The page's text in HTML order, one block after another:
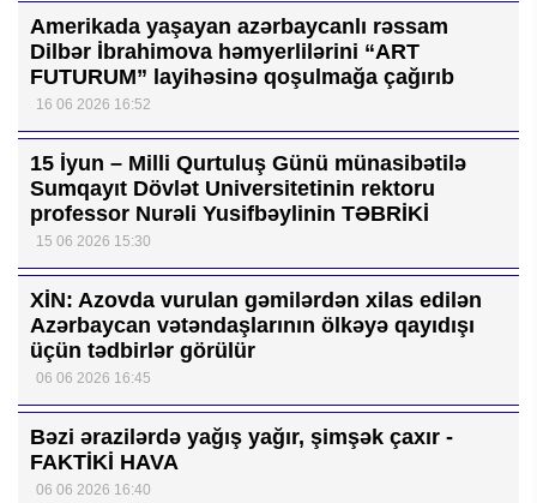
Amerikada yaşayan azərbaycanlı rəssam
Dilbər İbrahimova həmyerlilərini “ART
FUTURUM” layihəsinə qoşulmağa çağırıb
16 06 2026 16:52
15 İyun – Milli Qurtuluş Günü münasibətilə
Sumqayıt Dövlət Universitetinin rektoru
professor Nurəli Yusifbəylinin TƏBRİKİ
15 06 2026 15:30
XİN: Azovda vurulan gəmilərdən xilas edilən
Azərbaycan vətəndaşlarının ölkəyə qayıdışı
üçün tədbirlər görülür
06 06 2026 16:45
Bəzi ərazilərdə yağış yağır, şimşək çaxır -
FAKTİKİ HAVA
06 06 2026 16:40